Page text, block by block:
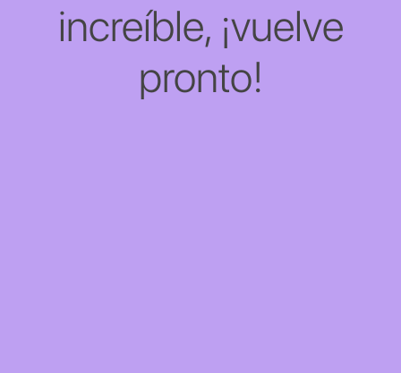
increíble, ¡vuelve
pronto!